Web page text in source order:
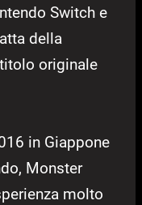
Switch e
della
originale
in Giappone
Monster
molto